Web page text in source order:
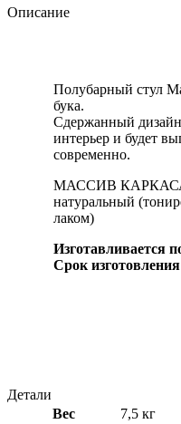
Описание
Полубарный стул
бука.
Сдержанный
интерьер и будет
современно.
МАССИВ
натуральный
лаком)
Изготавливается
Срок
Детали
Вес
7,5 кг